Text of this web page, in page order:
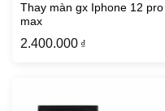
Thay màn gx Iphone 12 pro
max
2.400.000 ₫